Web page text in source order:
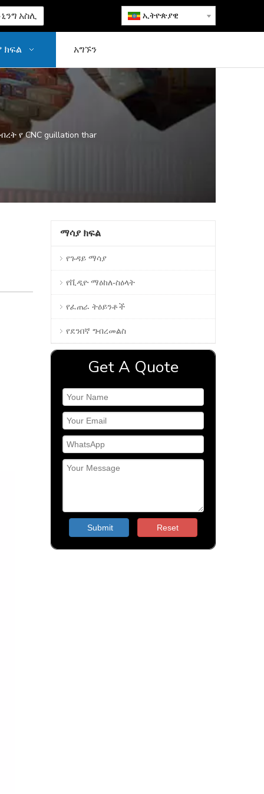
አስሊ ኢትዮጵያዊ
ክፍል አግኙን
የ CNC guillation thar
ማሳያ ክፍል
የጉዳይ ማሳያ
የቪዲዮ ማዕከለ-ስዕላት
የፈጠራ ትዕይንቶች
የደንበኛ ግብረመልስ
Get A Quote
Submit Reset